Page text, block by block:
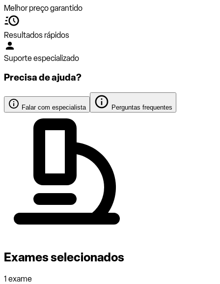
Melhor preço garantido
Resultados rápidos
Suporte especializado
Precisa de ajuda?
Falar com especialista Perguntas frequentes
Exames selecionados
1 exame